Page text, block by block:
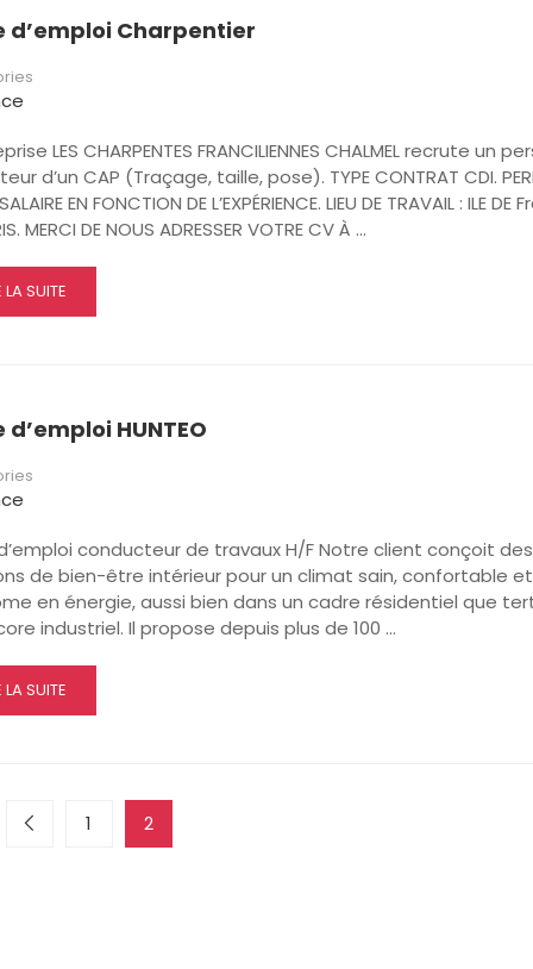
d’emploi Charpentier
LES CHARPENTES FRANCILIENNES CHALMEL recrute un
d’un CAP (Traçage, taille, pose). TYPE CONTRAT CDI.
EN FONCTION DE L’EXPÉRIENCE. LIEU DE TRAVAIL : ILE DE
MERCI DE NOUS ADRESSER VOTRE CV À …
LA SUITE
HUNTEO
conducteur de travaux H/F Notre client conçoit des
de bien-être intérieur pour un climat sain, confortable et
en énergie, aussi bien dans un cadre résidentiel que
industriel. Il propose depuis plus de 100 …
LA SUITE
1 2